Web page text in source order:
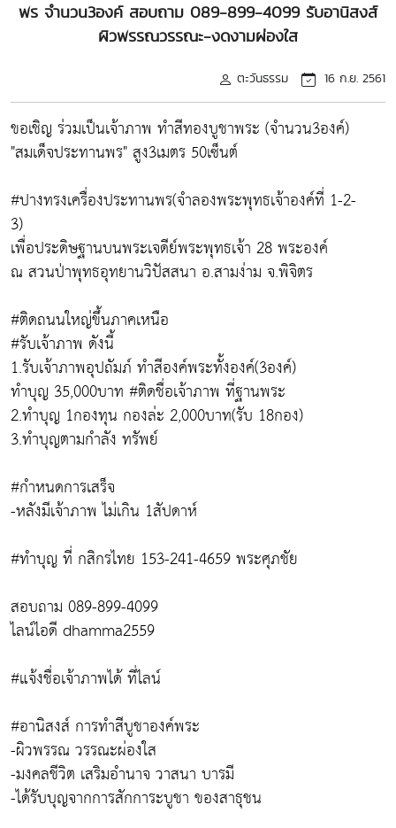
พร จำนวน3องค์ สอบถาม 089-899-4099 รับอานิสงส์
ผิวพรรณวรรณะ-งดงามผ่องใส
ตะวันธรรม 16 ก.ย. 2561
ขอเชิญ ร่วมเป็นเจ้าภาพ ทำสีทองบูชาพระ (จำนวน3องค์)
"สมเด็จประทานพร" สูง3เมตร 50เซ็นต์
#ปางทรงเครื่องประทานพร(จำลองพระพุทธเจ้าองค์ที่ 1-2-
3)
เพื่อประดิษฐานบนพระเจดีย์พระพุทธเจ้า 28 พระองค์
ณ สวนป่าพุทธอุทยานวิปัสสนา อ.สามง่าม จ.พิจิตร
#ติดถนนใหญ่ขึ้นภาคเหนือ
#รับเจ้าภาพ ดังนี้
1.รับเจ้าภาพอุปถัมภ์ ทำสีองค์พระทั้งองค์(3องค์)
ทำบุญ 35,000บาท #ติดชื่อเจ้าภาพ ที่ฐานพระ
2.ทำบุญ 1กองทุน กองล่ะ 2,000บาท(รับ 18กอง)
3.ทำบุญตามกำลัง ทรัพย์
#กำหนดการเสร็จ
-หลังมีเจ้าภาพ ไม่เกิน 1สัปดาห์
#ทำบุญ ที่ กสิกรไทย 153-241-4659 พระศุภชัย
สอบถาม 089-899-4099
ไลน์ไอดี dhamma2559
#แจ้งชื่อเจ้าภาพได้ ที่ไลน์
#อานิสงส์ การทำสีบูชาองค์พระ
-ผิวพรรณ วรรณะผ่องใส
-มงคลชีวิต เสริมอำนาจ วาสนา บารมี
-ได้รับบุญจากการสักการะบูชา ของสาธุชน